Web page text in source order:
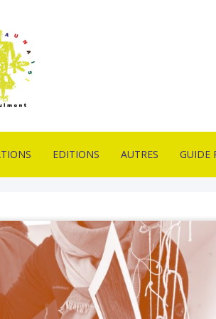
PÉDAGOGIQUES
GRAPHIQUE
EDITIONS
PUBLICATION
AUTRES
LITHOGRAPHIQUES
MOBILIERS
GUIDE
DE